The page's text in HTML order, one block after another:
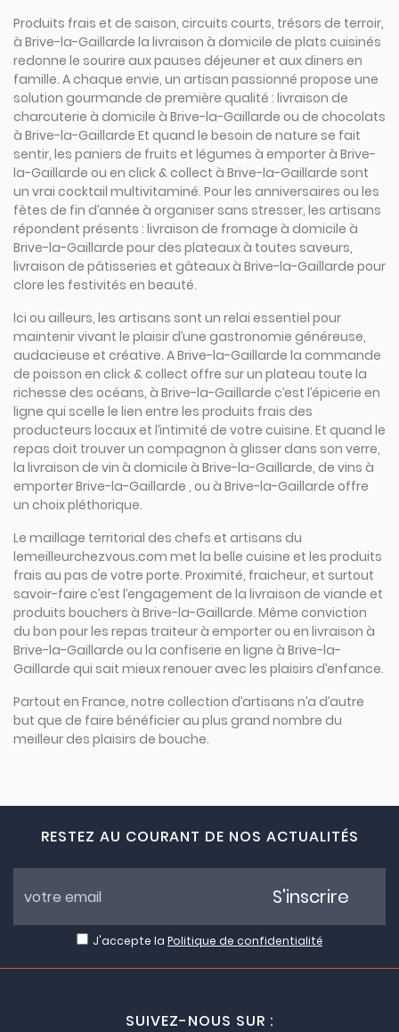
Produits frais et de saison, circuits courts, trésors de terroir,
à Brive-la-Gaillarde la livraison à domicile de plats cuisinés
redonne le sourire aux pauses déjeuner et aux diners en
famille. A chaque envie, un artisan passionné propose une
solution gourmande de première qualité : livraison de
charcuterie à domicile à Brive-la-Gaillarde ou de chocolats
à Brive-la-Gaillarde Et quand le besoin de nature se fait
sentir, les paniers de fruits et légumes à emporter à Brive-
la-Gaillarde ou en click & collect à Brive-la-Gaillarde sont
un vrai cocktail multivitaminé. Pour les anniversaires ou les
fêtes de fin d’année à organiser sans stresser, les artisans
répondent présents : livraison de fromage à domicile à
Brive-la-Gaillarde pour des plateaux à toutes saveurs,
livraison de pâtisseries et gâteaux à Brive-la-Gaillarde pour
clore les festivités en beauté.
Ici ou ailleurs, les artisans sont un relai essentiel pour
maintenir vivant le plaisir d’une gastronomie généreuse,
audacieuse et créative. A Brive-la-Gaillarde la commande
de poisson en click & collect offre sur un plateau toute la
richesse des océans, à Brive-la-Gaillarde c’est l’épicerie en
ligne qui scelle le lien entre les produits frais des
producteurs locaux et l’intimité de votre cuisine. Et quand le
repas doit trouver un compagnon à glisser dans son verre,
la livraison de vin à domicile à Brive-la-Gaillarde, de vins à
emporter Brive-la-Gaillarde , ou à Brive-la-Gaillarde offre
un choix pléthorique.
Le maillage territorial des chefs et artisans du
lemeilleurchezvous.com met la belle cuisine et les produits
frais au pas de votre porte. Proximité, fraicheur, et surtout
savoir-faire c’est l’engagement de la livraison de viande et
produits bouchers à Brive-la-Gaillarde. Même conviction
du bon pour les repas traiteur à emporter ou en livraison à
Brive-la-Gaillarde ou la confiserie en ligne à Brive-la-
Gaillarde qui sait mieux renouer avec les plaisirs d’enfance.
Partout en France, notre collection d’artisans n’a d’autre
but que de faire bénéficier au plus grand nombre du
meilleur des plaisirs de bouche.
RESTEZ AU COURANT DE NOS ACTUALITÉS
J'accepte la Politique de confidentialité
S'inscrire
SUIVEZ-NOUS SUR :